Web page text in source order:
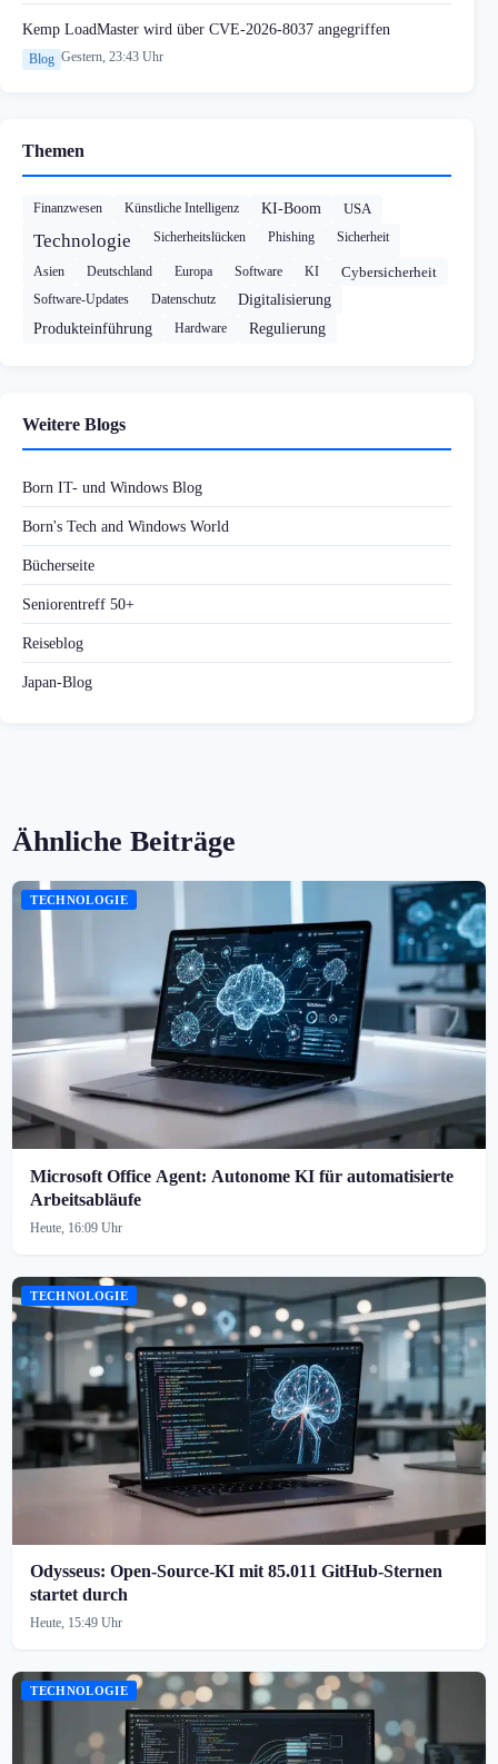
Kemp LoadMaster wird über CVE-2026-8037 angegriffen
Blog Gestern, 23:43 Uhr
Themen
Finanzwesen Künstliche Intelligenz KI-Boom USA
Technologie Sicherheitslücken Phishing Sicherheit
Asien Deutschland Europa Software KI Cybersicherheit
Software-Updates Datenschutz
Digitalisierung
Produkteinführung
Hardware Regulierung
Weitere Blogs
Born IT- und Windows Blog
Born's Tech and Windows World
Bücherseite
Seniorentreff 50+
Reiseblog
Japan-Blog
Ähnliche Beiträge
TECHNOLOGIE
Microsoft Office Agent: Autonome KI für automatisierte
Arbeitsabläufe
Heute, 16:09 Uhr
TECHNOLOGIE
Odysseus: Open-Source-KI mit 85.011 GitHub-Sternen
startet durch
Heute, 15:49 Uhr
TECHNOLOGIE